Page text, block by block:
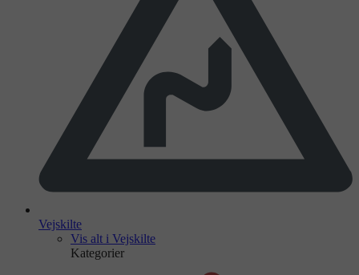
Vejskilte
Vis alt i Vejskilte
Kategorier